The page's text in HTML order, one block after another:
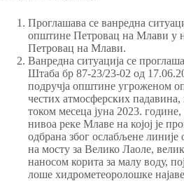
Проглашава се ванредна
општине Петровац на Млави у
Петровац на Млави.
Ванредна ситуација се
Штаба бр 87-23/23-02 од
подручја општине угроженом
честих атмосферских
током месеца јуна 2023.
нивоа реке Млаве на којој је
одбрана због ослабљене линије
на мосту за Велико Лаоле,
наносом корита за малу воду,
лоше хидрометеоролошке